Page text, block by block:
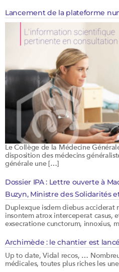
Lancement de la plateforme
Le Collège de la Médecine
disposition des médecins
générale une […]
Dossier IPA : Lettre ouverte à
Buzyn, Ministre des Solidarités
Duplexque isdem diebus acciderat
insontem atrox interceperat casus,
exsecratione cunctorum, innoxius,
Archimède : le chantier est
Up to date, Vidal recos, …
médicales, toutes plus riches les